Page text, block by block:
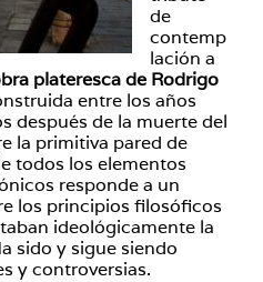
de
contemp
lación a
plateresca de Rodrigo
entre los años
después de la muerte del
la primitiva pared de
todos los elementos
responde a un
los principios filosóficos
ideológicamente la
sido y sigue siendo
y controversias.